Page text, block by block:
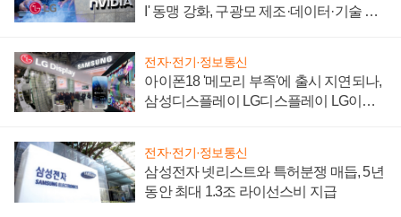
I' 동맹 강화, 구광모 제조·데이터·기술 결
전자·전기·정보통신
아이폰18 '메모리 부족'에 출시 지연되나,
삼성디스플레이 LG디스플레이 LG이노
전자·전기·정보통신
삼성전자 넷리스트와 특허분쟁 매듭, 5년
동안 최대 1.3조 라이선스비 지급